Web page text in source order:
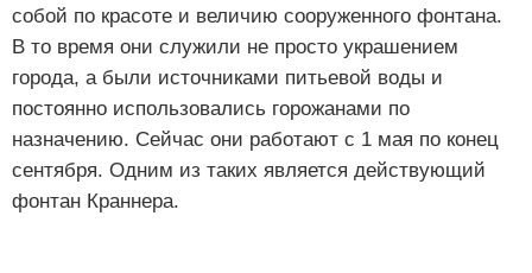
собой по красоте и величию сооруженного фонтана.
В то время они служили не просто украшением
города, а были источниками питьевой воды и
постоянно использовались горожанами по
назначению. Сейчас они работают с 1 мая по конец
сентября. Одним из таких является действующий
фонтан Краннера.